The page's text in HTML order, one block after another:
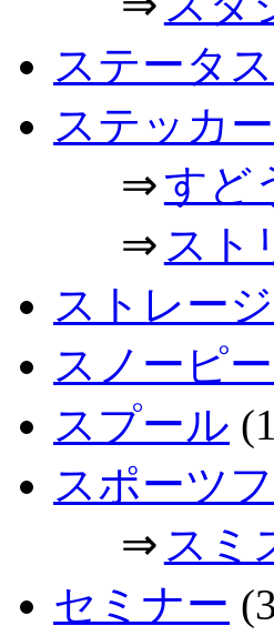
ステータス
ステッカー
⇒すど
⇒ スト
ストレー
スノーピ
スプール
スポーツ
⇒ スミ
セミナー